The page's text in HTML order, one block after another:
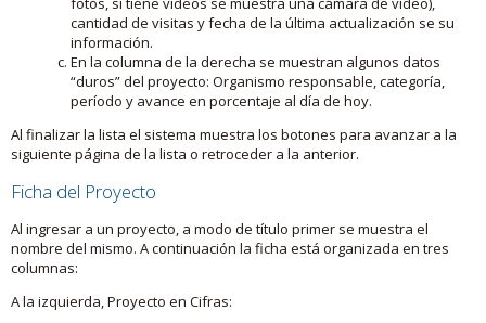
cantidad de visitas y fecha de la última actualización se su
información.
En la columna de la derecha se muestran algunos datos
“duros” del proyecto: Organismo responsable, categoría,
período y avance en porcentaje al día de hoy.
Al finalizar la lista el sistema muestra los botones para avanzar a la
siguiente página de la lista o retroceder a la anterior.
Ficha del Proyecto
Al ingresar a un proyecto, a modo de título primer se muestra el
nombre del mismo. A continuación la ficha está organizada en tres
columnas:
A la izquierda, Proyecto en Cifras: